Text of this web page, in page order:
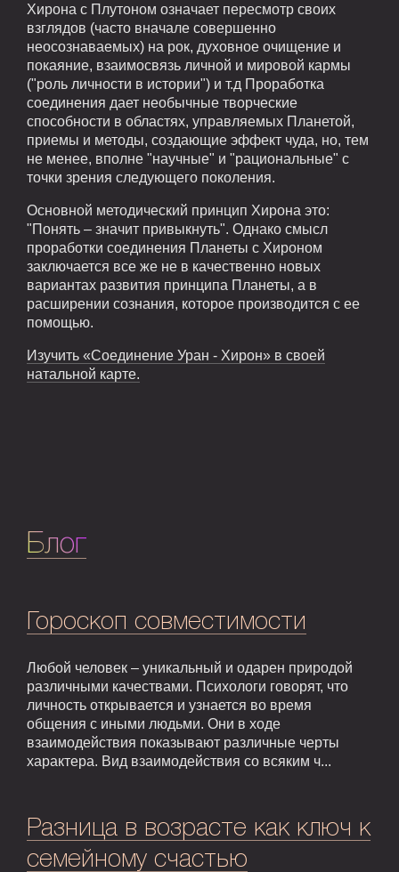
Хирона с Плутоном означает пересмотр своих
взглядов (часто вначале совершенно
неосознаваемых) на рок, духовное очищение и
покаяние, взаимосвязь личной и мировой кармы
("роль личности в истории") и т.д Проработка
соединения дает необычные творческие
способности в областях, управляемых Планетой,
приемы и методы, создающие эффект чуда, но, тем
не менее, вполне "научные" и "рациональные" с
точки зрения следующего поколения.
Основной методический принцип Хирона это:
"Понять – значит привыкнуть". Однако смысл
проработки соединения Планеты с Хироном
заключается все же не в качественно новых
вариантах развития принципа Планеты, а в
расширении сознания, которое производится с ее
помощью.
Изучить «Соединение Уран - Хирон» в своей
натальной карте.
Блог
Гороскоп совместимости
Любой человек – уникальный и одарен природой
различными качествами. Психологи говорят, что
личность открывается и узнается во время
общения с иными людьми. Они в ходе
взаимодействия показывают различные черты
характера. Вид взаимодействия со всяким ч...
Разница в возрасте как ключ к
семейному счастью